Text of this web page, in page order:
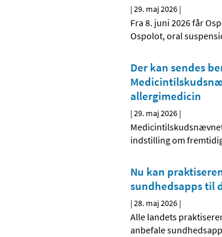
|29. maj 2026 |
Fra 8. juni 2026 får
Ospolot, oral
Der kan sendes
allergimedicin
|29. maj 2026 |
indstilling om
Nu kan
sundhedsapps til
|28. maj 2026 |
Alle landets
anbefale